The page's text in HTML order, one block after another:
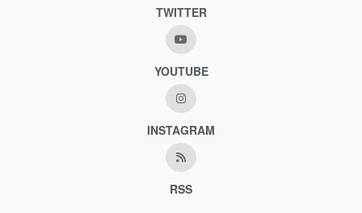
TWITTER
YOUTUBE
INSTAGRAM
RSS